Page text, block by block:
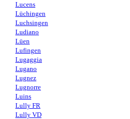
Lucens
Lüchingen
Luchsingen
Ludiano
Lüen
Lufingen
Lugaggia
Lugano
Lugnez
Lugnorre
Luins
Lully FR
Lully VD